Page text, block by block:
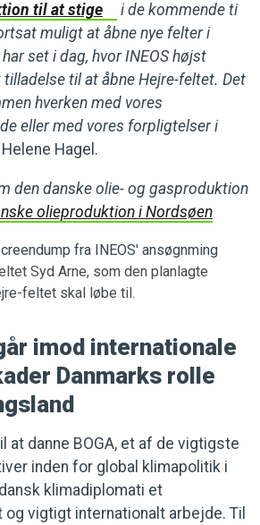
til at stige
i de kommende ti
muligt at åbne nye felter i
set i dag, hvor INEOS højst
til at åbne Hejre-feltet. Det
hverken med vores
eller med vores forpligtelser i
Hagel.
den danske olie- og gasproduktion
olieproduktion i Nordsøen
Syd Arne, som den planlagte
feltet skal løbe til.
imod internationale
Danmarks rolle
at danne BOGA, et af de vigtigste
inden for global klimapolitik i
klimadiplomati et
vigtigt internationalt arbejde. Til